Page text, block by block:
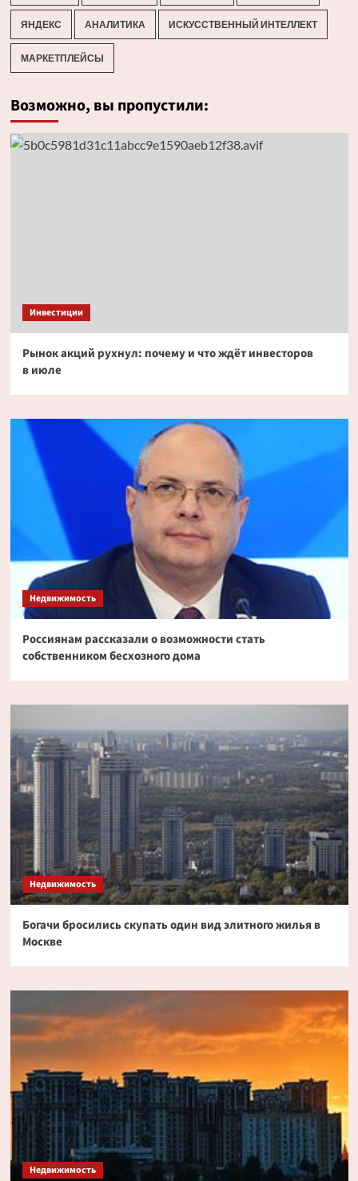
ЯНДЕКС АНАЛИТИКА ИСКУССТВЕННЫЙ ИНТЕЛЛЕКТ
МАРКЕТПЛЕЙСЫ
Возможно, вы пропустили:
Инвестиции
Рынок акций рухнул: почему и что ждёт инвесторов
в июле
Недвижимость
Россиянам рассказали о возможности стать
собственником бесхозного дома
Недвижимость
Богачи бросились скупать один вид элитного жилья в
Москве
Недвижимость